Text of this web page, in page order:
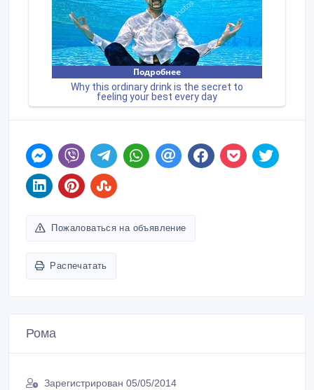
Пожаловаться на объявление
Распечатать
Рома
Зарегистрирован 05/05/2014